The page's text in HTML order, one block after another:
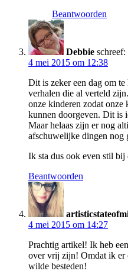
Beantwoorden
Debbie schreef:
4 mei 2015 om 12:38
Dit is zeker een dag om
verhalen die al verteld
onze kinderen zodat onze
kunnen doorgeven. Dit is
Maar helaas zijn er nog
afschuwelijke dingen nog
Ik sta dus ook even stil bij
Beantwoorden
4 mei 2015 om 14:27
Prachtig artikel! Ik heb
over vrij zijn! Omdat ik er
wilde besteden!